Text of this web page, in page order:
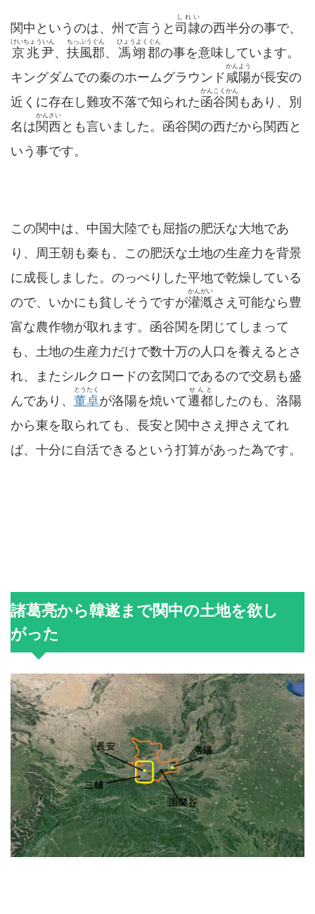
関中というのは、州で言うと司隷
しれい
の西半分の事で、
京兆尹
けいちょういん
、 扶風郡
ちっぷうぐん
、 馮翊郡
ひょうよくぐん
の事を意味しています。
キングダムでの秦のホームグラウンド咸陽
かんよう
が長安の
近くに存在し難攻不落で知られた函谷関
かんこくかん
もあり、別
名は関西
かんさい
とも言いました。函谷関の西だから関西と
いう事です。
この関中は、中国大陸でも屈指の肥沃な大地であ
り、周王朝も秦も、この肥沃な土地の生産力を背景
に成長しました。のっぺりした平地で乾燥している
ので、いかにも貧しそうですが灌漑
かんがい
さえ可能なら豊
富な農作物が取れます。函谷関を閉じてしまって
も、土地の生産力だけで数十万の人口を養えるとさ
れ、またシルクロードの玄関口であるので交易も盛
んであり、 董卓
とうたく
が洛陽を焼いて遷都
せんと
したのも、洛陽
から東を取られても、長安と関中さえ押さえてれ
ば、十分に自活できるという打算があった為です。
諸葛亮から韓遂まで関中の土地を欲し
がった